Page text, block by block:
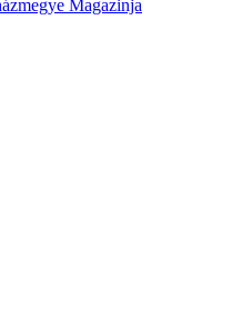
Magazinja